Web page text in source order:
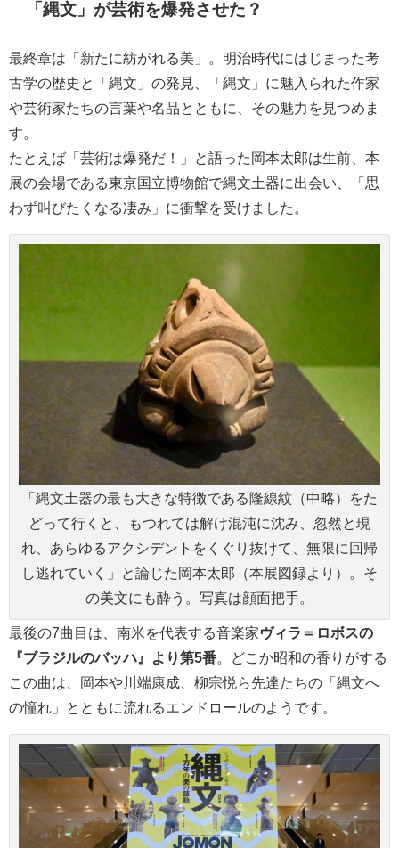
「縄文」が芸術を爆発させた？
最終章は「新たに紡がれる美」。明治時代にはじまった考
古学の歴史と「縄文」の発見、「縄文」に魅入られた作家
や芸術家たちの言葉や名品とともに、その魅力を見つめま
す。
たとえば「芸術は爆発だ！」と語った岡本太郎は生前、本
展の会場である東京国立博物館で縄文土器に出会い、「思
わず叫びたくなる凄み」に衝撃を受けました。
「縄文土器の最も大きな特徴である隆線紋（中略）をた
どって行くと、もつれては解け混沌に沈み、忽然と現
れ、あらゆるアクシデントをくぐり抜けて、無限に回帰
し逃れていく」と論じた岡本太郎（本展図録より）。そ
の美文にも酔う。写真は顔面把手。
最後の7曲目は、南米を代表する音楽家ヴィラ＝ロボスの
『ブラジルのバッハ』より第5番 。どこか昭和の香りがする
この曲は、岡本や川端康成、柳宗悦ら先達たちの「縄文へ
の憧れ」とともに流れるエンドロールのようです。